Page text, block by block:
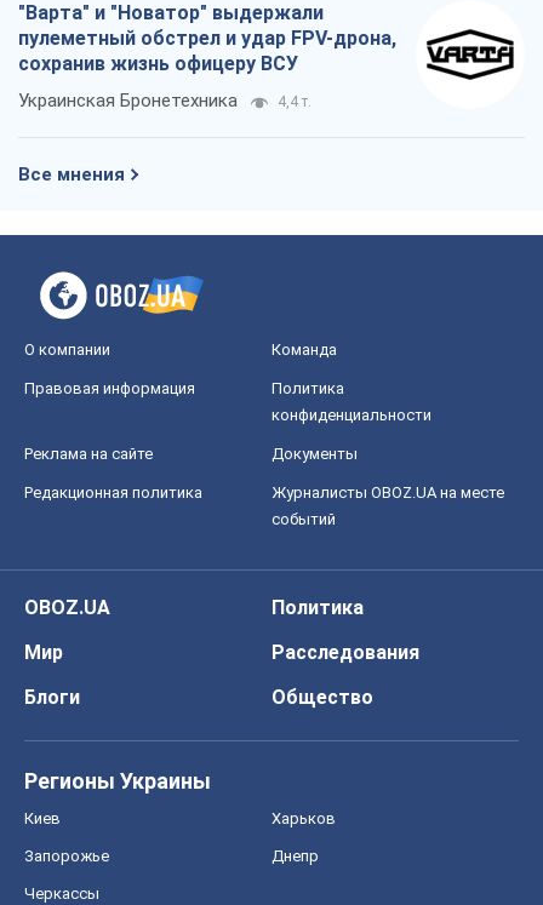
"Варта" и "Новатор" выдержали
пулеметный обстрел и удар FPV-дрона,
сохранив жизнь офицеру ВСУ
Украинская Бронетехника 4,4 т.
Все мнения
О компании Команда
Правовая информация
Политика
конфиденциальности
Реклама на сайте Документы
Редакционная политика
Журналисты OBOZ.UA на месте
событий
OBOZ.UA
Политика
Мир
Расследования
Блоги
Общество
Регионы Украины
Киев Харьков
Запорожье Днепр
Черкассы